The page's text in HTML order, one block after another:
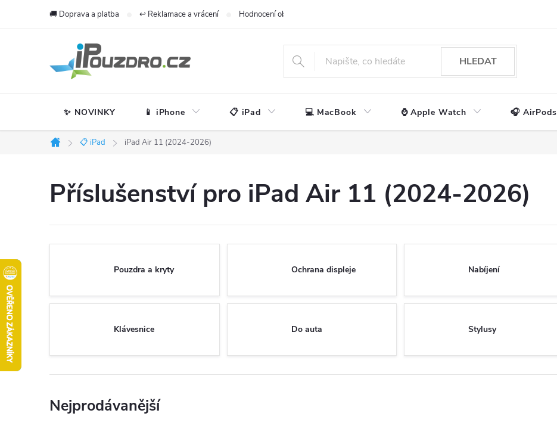
🚚 Doprava a platba ↩️ Reklamace a vrácení Hodnocení obchodu
HLEDAT
✨ NOVINKY 📱 iPhone 📋 iPad 💻 MacBook ⌚ Apple Watch 🎧 AirPods
Domů
📋 iPad iPad Air 11 (2024-2026)
Příslušenství pro iPad Air 11 (2024-2026)
Pouzdra a kryty Ochrana displeje Nabíjení
Klávesnice Do auta Stylusy
Nejprodávanější